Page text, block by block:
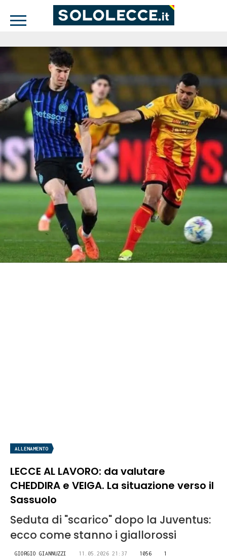
ALLENAMENTO
LECCE AL LAVORO: da valutare
CHEDDIRA e VEIGA. La situazione verso il
Sassuolo
Seduta di "scarico" dopo la Juventus:
ecco come stanno i giallorossi
GIORGIO GIANNUZZI 11.05.2026 21:37 1056 1